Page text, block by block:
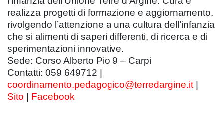
realizza progetti di formazione e aggiornamento,
rivolgendo l’attenzione a una cultura dell’infanzia
che si alimenti di saperi differenti, di ricerca e di
sperimentazioni innovative.
Sede: Corso Alberto Pio 9 – Carpi
Contatti: 059 649712 |
coordinamento.pedagogico@terredargine.it|
Sito
Facebook